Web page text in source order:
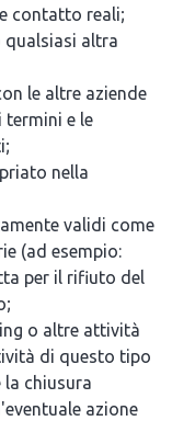
contatto reali;
qualsiasi altra
le altre aziende
e le
nella
validi come
(ad esempio:
per il rifiuto del
o altre attività
di questo tipo
chiusura
azione